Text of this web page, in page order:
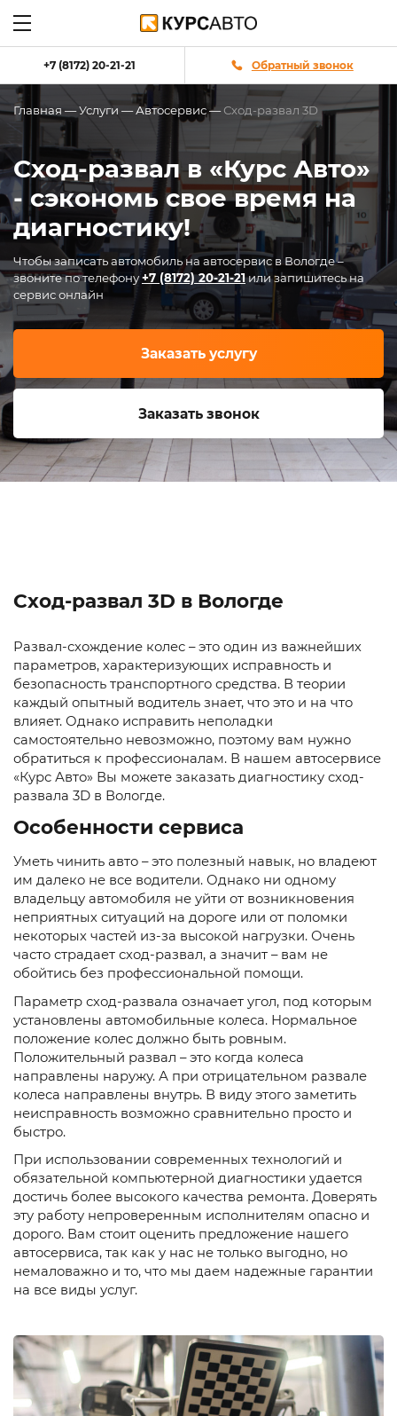
+7 (8172) 20-21-21 Обратный звонок
Главная —Услуги —Автосервис—Сход-развал 3D
Сход-развал в «Курс Авто»
- сэкономь свое время на
диагностику!
Чтобы записать автомобиль на автосервис в Вологде –
звоните по телефону+7 (8172) 20-21-21или запишитесь на
сервис онлайн
Заказать услугу
Заказать звонок
Сход-развал 3D в Вологде
Развал-схождение колес – это один из важнейших
параметров, характеризующих исправность и
безопасность транспортного средства. В теории
каждый опытный водитель знает, что это и на что
влияет. Однако исправить неполадки
самостоятельно невозможно, поэтому вам нужно
обратиться к профессионалам. В нашем автосервисе
«Курс Авто» Вы можете заказать диагностику сход-
развала 3D в Вологде.
Особенности сервиса
Уметь чинить авто – это полезный навык, но владеют
им далеко не все водители. Однако ни одному
владельцу автомобиля не уйти от возникновения
неприятных ситуаций на дороге или от поломки
некоторых частей из-за высокой нагрузки. Очень
часто страдает сход-развал, а значит – вам не
обойтись без профессиональной помощи.
Параметр сход-развала означает угол, под которым
установлены автомобильные колеса. Нормальное
положение колес должно быть ровным.
Положительный развал – это когда колеса
направлены наружу. А при отрицательном развале
колеса направлены внутрь. В виду этого заметить
неисправность возможно сравнительно просто и
быстро.
При использовании современных технологий и
обязательной компьютерной диагностики удается
достичь более высокого качества ремонта. Доверять
эту работу непроверенным исполнителям опасно и
дорого. Вам стоит оценить предложение нашего
автосервиса, так как у нас не только выгодно, но
немаловажно и то, что мы даем надежные гарантии
на все виды услуг.